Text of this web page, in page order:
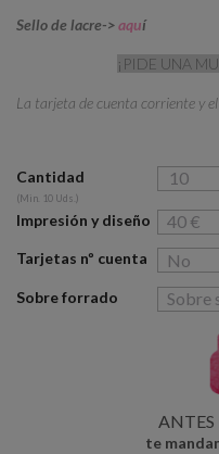
Sello de lacre->aquí
¡PIDE UNA
La tarjeta de cuenta corriente y
Cantidad
(Min. 10 Uds.)
Impresión y diseño
Tarjetas nº cuenta
Sobre forrado
te